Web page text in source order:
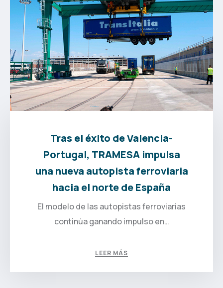
Tras el éxito de Valencia-
Portugal, TRAMESA impulsa
una nueva autopista ferroviaria
hacia el norte de España
El modelo de las autopistas ferroviarias
continúa ganando impulso en…
LEER MÁS